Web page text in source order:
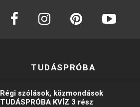
facebook instagram
TUDÁSPRÓBA
Régi szólások, közmondások
TUDÁSPRÓBA KVÍZ 3 rész